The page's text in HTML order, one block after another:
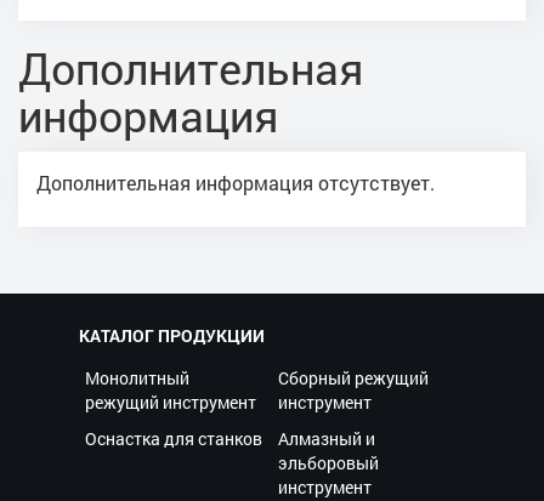
Дополнительная
информация
Дополнительная информация отсутствует.
КАТАЛОГ ПРОДУКЦИИ
Монолитный
режущий инструмент
Сборный режущий
инструмент
Оснастка для станков
Алмазный и
эльборовый
инструмент